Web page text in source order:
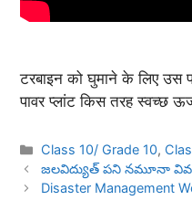
टरबाइन को घुमाने के लिए उस
पावर प्लांट किस तरह स्वच्छ
Categories
Class 10/ Grade 10,
జలవిద్యుత్ పని నమూనా
Disaster Management